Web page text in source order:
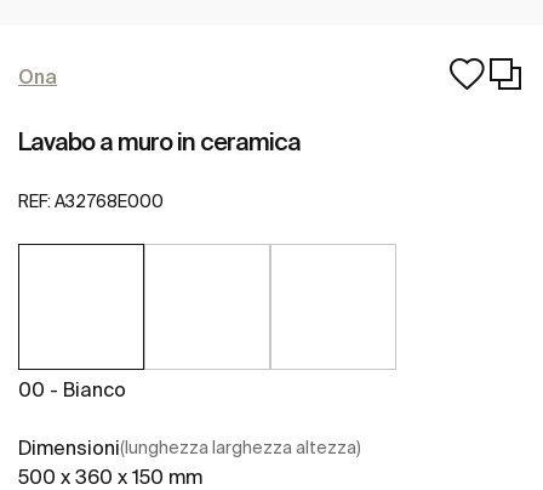
Ona
Lavabo a muro in ceramica
REF: A32768E000
00 - Bianco
Dimensioni(lunghezza larghezza altezza)
500 x 360 x 150 mm